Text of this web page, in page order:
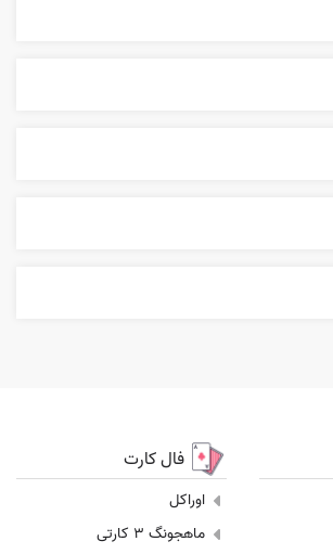
فال کارت
اوراکل
ماهجونگ 3 کارتی